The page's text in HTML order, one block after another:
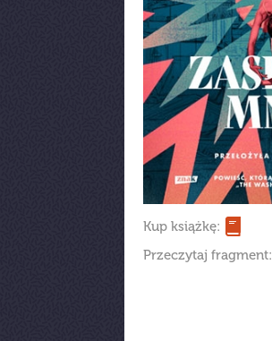
Kup książkę:
Przeczytaj fragment: